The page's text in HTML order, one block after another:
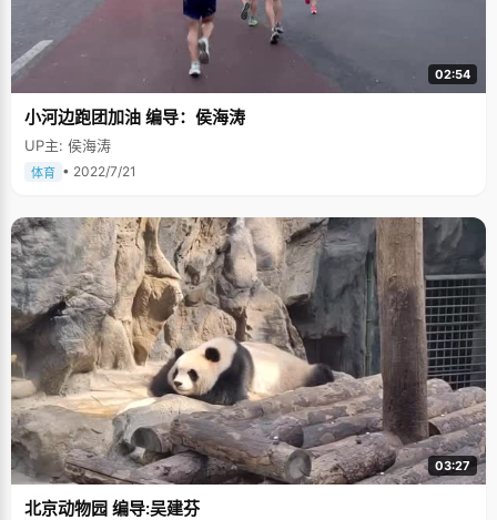
度、蓦然回首，那人却在灯火阑珊处"，赵楚然将自己的整个学习过程用王国
维《人间词话》中的三句话来概括了，如今站在北大校园中，她略微有了些
辛苦历练后的畅快满足，"虽然在光华，我的基础可能稍微弱了一些，但是既
然选择了这里，就会认真努力的学习，挑战一下自己"。 关于未来，赵楚然有
了自己模糊的规划，"我想先就业吧，锻炼自己，积攒点经验，最后还是想出
国深造，我想学习会是不断继续的"。
02:54
小河边跑团加油 编导：侯海涛
UP主: 侯海涛
体育 • 2022/7/21
03:27
北京动物园 编导:吴建芬